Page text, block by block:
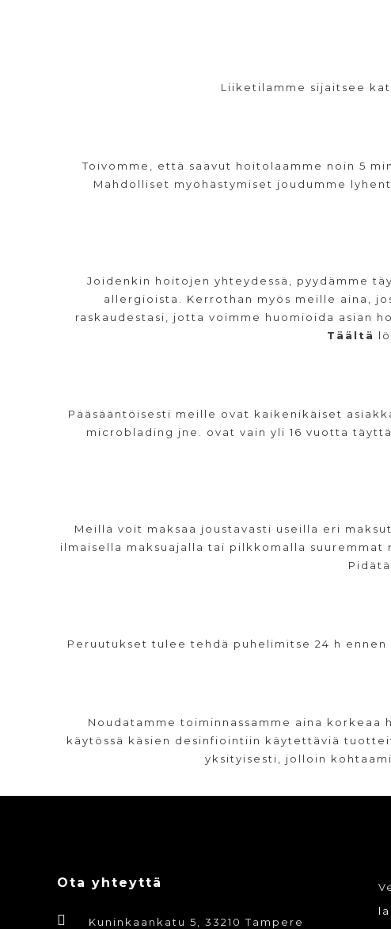
Liiketilamme sijaitsee
Toivomme, että saavut hoitolaamme noin 5
Mahdolliset myöhästymiset joudumme
Joidenkin hoitojen yhteydessä, pyydämme
allergioista. Kerrothan myös meille aina,
raskaudestasi, jotta voimme huomioida asian
Täältä
Pääsääntöisesti meille ovat kaikenikäiset
microblading jne. ovat vain yli 16 vuotta
Meillä voit maksaa joustavasti useilla eri
ilmaisella maksuajalla tai pilkkomalla
Peruutukset tulee tehdä puhelimitse 24 h
Noudatamme toiminnassamme aina
käytössä käsien desinfiointiin käytettäviä
yksityisesti, jolloin
Ota yhteyttä
Kuninkaankatu 5, 33210 Tampere